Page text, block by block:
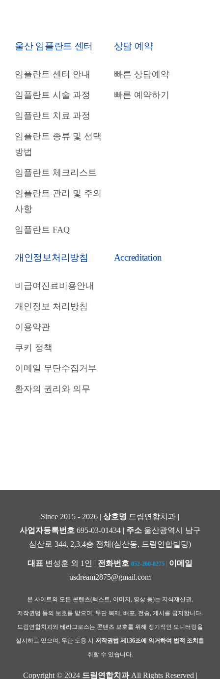
울산 임플란트 센터
임플란트 센터 안내
임플란트 시술 과정
임플란트 치료 과정
임플란트 종류 및 선택
방법
임플란트 체크리스트
임플란트 관리 및 주의
사항
임플란트 FAQ
상담 예약
빠른 상담예약
빠른 예약하기
개인정보처리방침
비급여진료비용안내
개인정보 처리방침
이용약관
쿠키 정책
이메일 무단수집거부
환자의 권리와 의무
Accreditation
Since 2015 - 2026 | 상호명 드림연합치과 |
사업자등록번호 695-03-01434 | 주소울산광역시 남구
삼산로 344, 2,3,4층 전체(삼산동, 드림연합빌딩)
대표 변성훈 외 1인 | 전화번호 052-260-8275
이메일
usdream2875@gmail.com
본 사이트의 모든 콘텐츠(텍스트, 이미지, 영상 등)는 지식재산권,
저작권법 등의 보호를 받으며, 무단 복제, 배포, 전송, 게시를 금지합니다.
드림연합치과와 테라그로스는 콘텐츠 보호를 위해 정기적인 모니터링을
실시하고 있으며, 무단 도용 시 저작권법 제136조에 의거하여 법적 조치 를
취할 수 있습니다.
Copyright © 2024 드림연합치과All Rights Reserved |